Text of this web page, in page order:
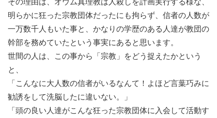
明らかに狂った宗教団体だったにも拘らず、信者の人数が
一万数千人もいた事と、かなりの学歴のある人達が教団の
幹部を務めていたという事実にあると思います。
世間の人は、この事から「宗教」をどう捉えたかという
と、
「こんなに大人数の信者がいるなんて！よほど言葉巧みに
勧誘をして洗脳したに違いない。」
「頭の良い人達がこんな狂った宗教団体に入会して活動す